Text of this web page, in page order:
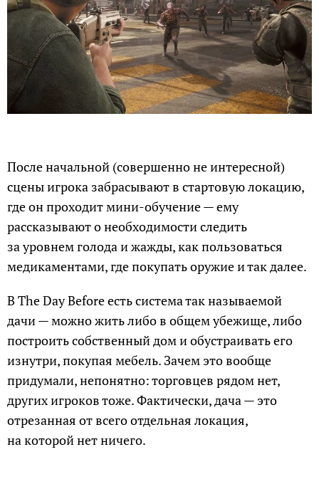
После начальной (совершенно не интересной)
сцены игрока забрасывают в стартовую локацию,
где он проходит мини-обучение — ему
рассказывают о необходимости следить
за уровнем голода и жажды, как пользоваться
медикаментами, где покупать оружие и так далее.
В The Day Before есть система так называемой
дачи — можно жить либо в общем убежище, либо
построить собственный дом и обустраивать его
изнутри, покупая мебель. Зачем это вообще
придумали, непонятно: торговцев рядом нет,
других игроков тоже. Фактически, дача — это
отрезанная от всего отдельная локация,
на которой нет ничего.